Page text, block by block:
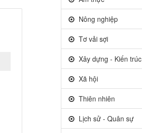
Nông nghiệp
Tơ vải sợi
Xây dựng - Kiến trúc
Xã hội
Thiên nhiên
Lịch sử - Quân sự